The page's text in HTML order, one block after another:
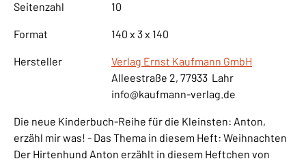
Seitenzahl 10
Format 140 x 3 x 140
Hersteller
Verlag Ernst Kaufmann GmbH
Alleestraße 2, 77933 Lahr
info@kaufmann-verlag.de
Die neue Kinderbuch-Reihe für die Kleinsten: Anton,
erzähl mir was! - Das Thema in diesem Heft: Weihnachten
Der Hirtenhund Anton erzählt in diesem Heftchen von